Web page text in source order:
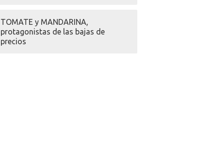
TOMATE y MANDARINA,
protagonistas de las bajas de
precios